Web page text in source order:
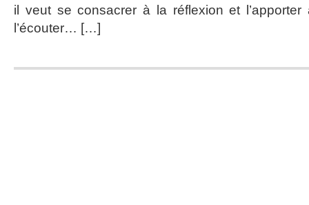
il veut se consacrer à la réflexion et
l’écouter… […]